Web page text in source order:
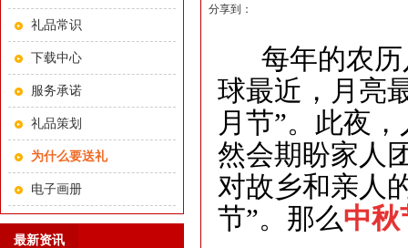
礼品常识
下载中心
服务承诺
礼品策划
为什么要送礼
电子画册
最新资讯
分享到：
每年的农历
球最近，月亮
月节”。此夜
然会期盼家人
对故乡和亲人
节”。那么中秋